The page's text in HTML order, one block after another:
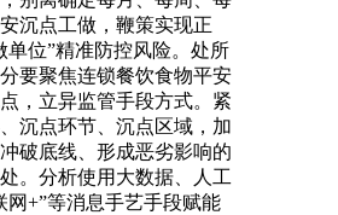
沉点工做，鞭策实现正
单位”精准防控风险。处所
要聚焦连锁餐饮食物平安
，立异监管手段方式。紧
沉点环节、沉点区域，加
破底线、形成恶劣影响的
。分析使用大数据、人工
网+”等消息手艺手段赋能